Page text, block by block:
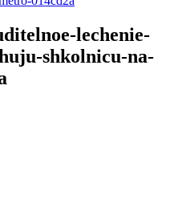
lechenie-
shkolnicu-na-